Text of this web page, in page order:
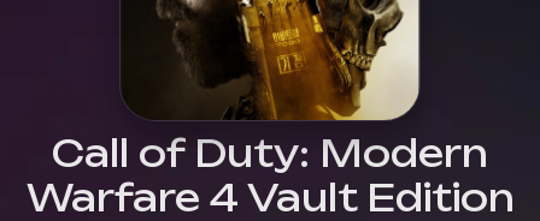
Call of Duty: Modern
Warfare 4 Vault Edition